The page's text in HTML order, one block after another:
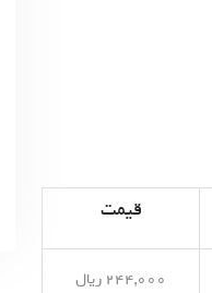
قیمت
۲۴۴,۰۰۰ ریال